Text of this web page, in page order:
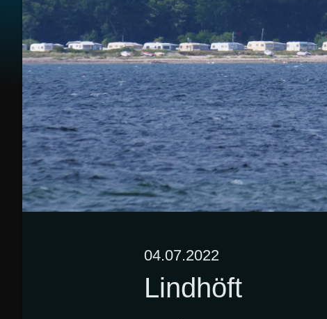
04.07.2022
Lindhöft